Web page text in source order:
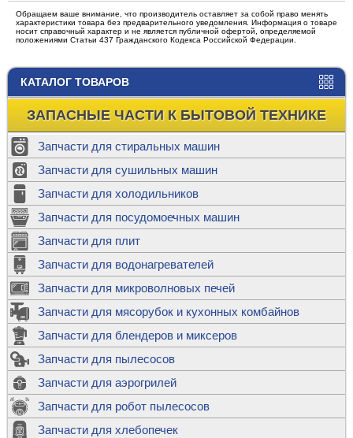
КАТАЛОГ ТОВАРОВ
ЗАПАСНЫЕ ЧАСТИ К БЫТОВОЙ ТЕХНИКЕ
Запчасти для стиральных машин
Запчасти для сушильных машин
Запчасти для холодильников
Запчасти для посудомоечных машин
Запчасти для плит
Запчасти для водонагревателей
Запчасти для микроволновых печей
Запчасти для мясорубок и кухонных комбайнов
Запчасти для блендеров и миксеров
Запчасти для пылесосов
Запчасти для аэрогрилей
Запчасти для робот пылесосов
Запчасти для хлебопечек
Обращаем ваше внимание, что производитель оставляет за собой право менять
характеристики товара без предварительного уведомления. Информация о товаре
носит справочный характер и не является публичной офертой, определяемой
положениями Статьи 437 Гражданского Кодекса Российской Федерации.